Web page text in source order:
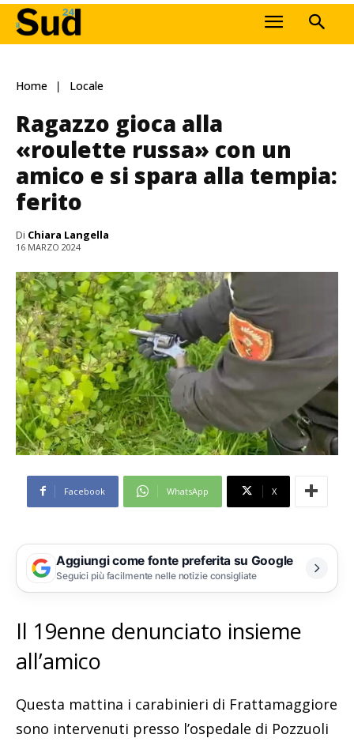
Home Locale
Ragazzo gioca alla
«roulette russa» con un
amico e si spara alla tempia:
ferito
Di Chiara Langella
16 MARZO 2024
Facebook WhatsApp X
Aggiungi come fonte preferita su Google
Seguici più facilmente nelle notizie consigliate
Il 19enne denunciato insieme
all’amico
Questa mattina i carabinieri di Frattamaggiore
sono intervenuti presso l’ospedale di Pozzuoli